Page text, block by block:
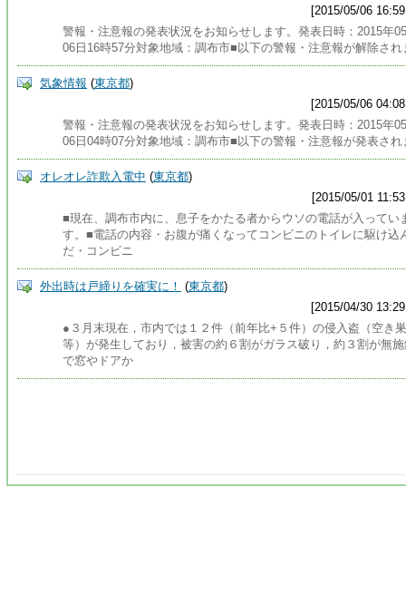
[2015/05/06
警報・注意報の発表状況をお知らせします。発表日時：2015年
06日16時57分対象地域：調布市■以下の警報・注意報が解除され
気象情報 (東京都)
[2015/05/06
警報・注意報の発表状況をお知らせします。発表日時：2015年
06日04時07分対象地域：調布市■以下の警報・注意報が発表され
オレオレ詐欺入電中 (東京都)
[2015/05/01
■現在、調布市内に、息子をかたる者からウソの電話が入ってい
す。■電話の内容・お腹が痛くなってコンビニのトイレに駆け込
だ・コンビニ
外出時は戸締りを確実に！ (東京都)
[2015/04/30
●３月末現在，市内では１２件（前年比+５件）の侵入盗（空き巣
等）が発生しており，被害の約６割がガラス破り，約３割が無
で窓やドアか